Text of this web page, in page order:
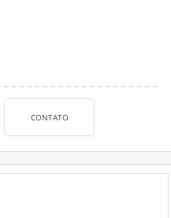
CONTATO